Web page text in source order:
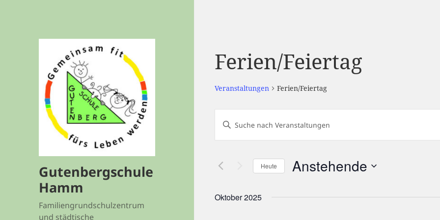
Gutenbergschule
Hamm
Familiengrundschulzentrum
und städtische
Ferien/Feiertag
Veranstaltungen Ferien/Feiertag
Such-
Ansichtennavigation
Geben
Sie
Schlüsselwort.
nach
Heute Anstehende
wählen.
Oktober 2025